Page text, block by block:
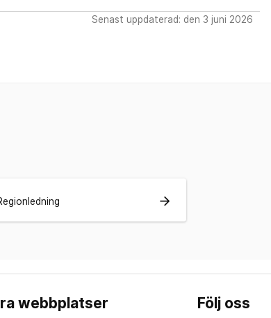
Senast uppdaterad: den 3 juni 2026
arrow_forward
webbplatser Följ oss